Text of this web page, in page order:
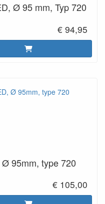
Ø 95 mm, Typ 720
€ 94,95
95mm, type 720
€ 105,00